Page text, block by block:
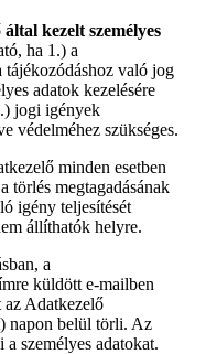
kezelt személyes
ha 1.) a
tájékozódáshoz való jog
adatok kezelésére
jogi igények
védelméhez szükséges.
minden esetben
törlés megtagadásának
igény teljesítését
állíthatók helyre.
a
küldött e-mailben
az Adatkezelő
napon belül törli. Az
személyes adatokat.